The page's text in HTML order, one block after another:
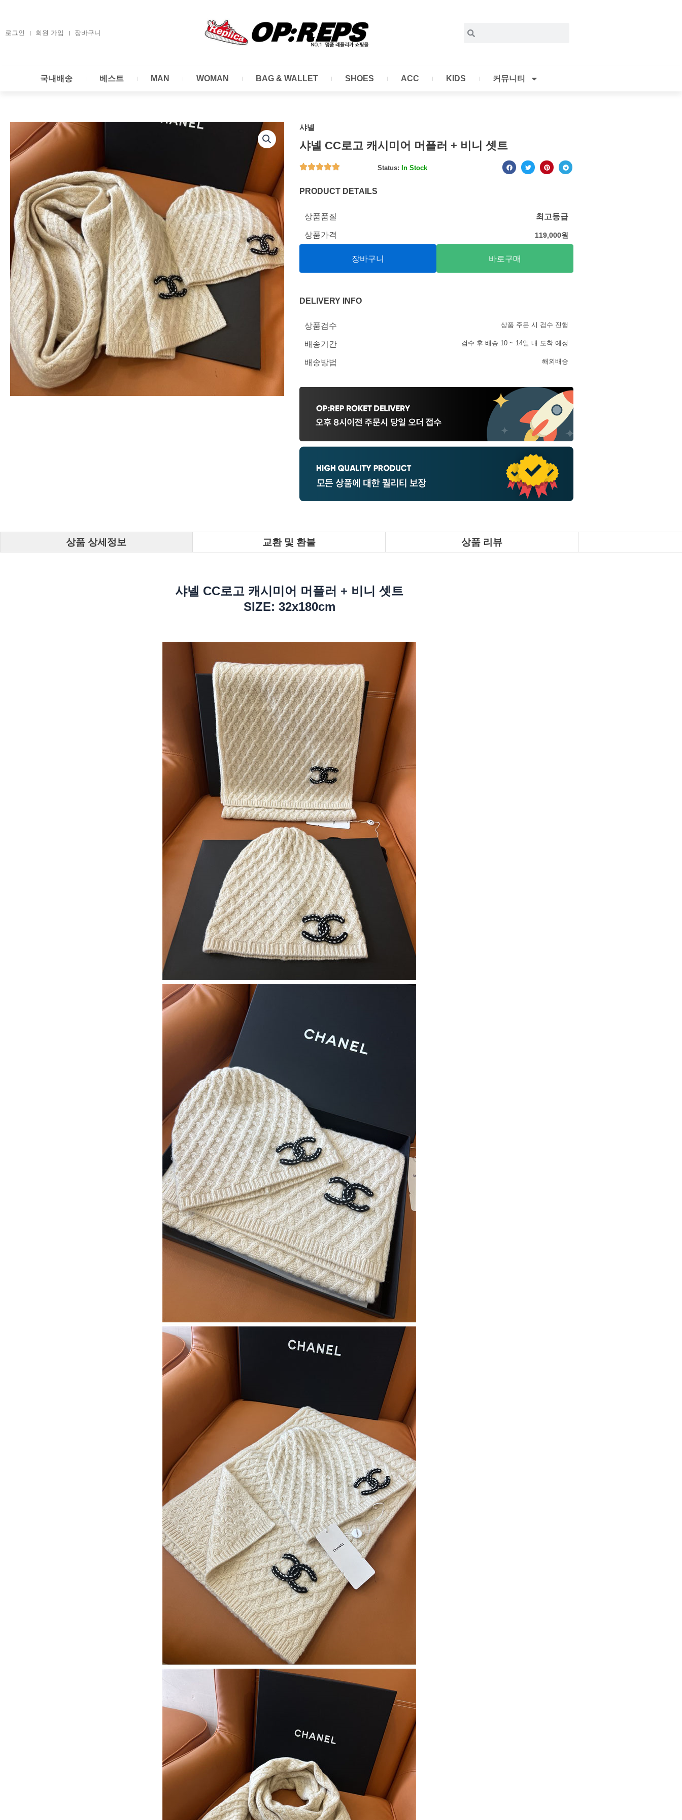
츠로그인 회원 가입 장바구니
국내배송 베스트 MAN WOMAN BAG & WALLET SHOES ACC KIDS 커뮤니티
샤넬
샤넬 CC로고 캐시미어 머플러 + 비니 셋트
Status: In Stock
PRODUCT DETAILS
상품품질 최고등급
상품가격 119,000원
장바구니 바로구매
DELIVERY INFO
상품검수 상품 주문 시 검수 진행
배송기간 검수 후 배송 10 ~ 14일 내 도착 예정
배송방법 해외배송
상품 상세정보 교환 및 환불 상품 리뷰
샤넬 CC로고 캐시미어 머플러 + 비니 셋트
SIZE: 32x180cm